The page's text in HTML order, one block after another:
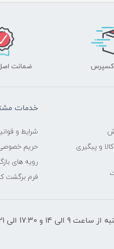
ضمانت
و پیگیری
خدمات
شرایط و
حریم
رویه های
فرم برگشت